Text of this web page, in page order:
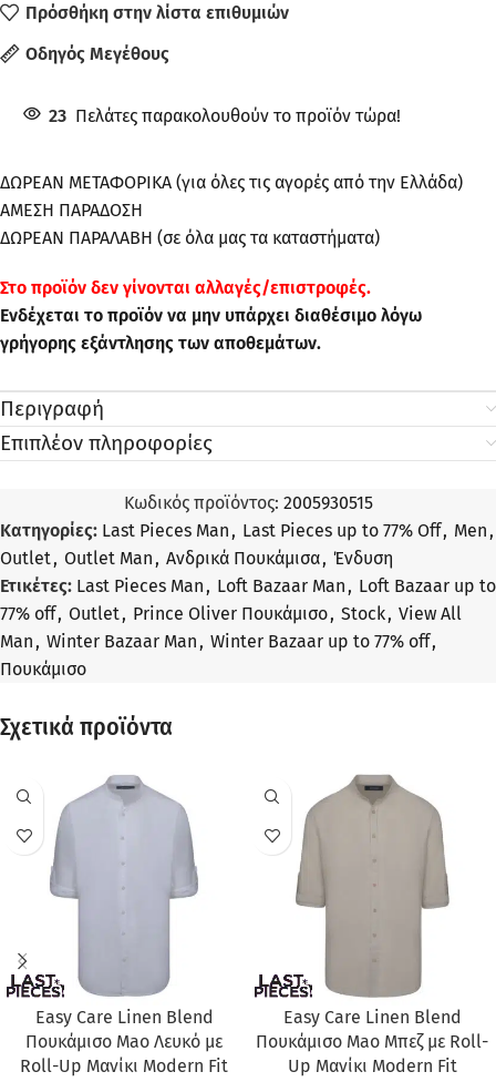
Πρόσθήκη στην λίστα επιθυμιών
Οδηγός Μεγέθους
23 Πελάτες παρακολουθούν το προϊόν τώρα!
ΔΩΡΕΑΝ ΜΕΤΑΦΟΡΙΚΑ (για όλες τις αγορές από την Ελλάδα)
ΑΜΕΣΗ ΠΑΡΑΔΟΣΗ
ΔΩΡΕΑΝ ΠΑΡΑΛΑΒΗ (σε όλα μας τα καταστήματα)
Στo προϊόν δεν γίνονται αλλαγές/επιστροφές.
Ενδέχεται το προϊόν να μην υπάρχει διαθέσιμο λόγω
γρήγορης εξάντλησης των αποθεμάτων.
Περιγραφή
Επιπλέον πληροφορίες
Κωδικός προϊόντος: 2005930515
Κατηγορίες: Last Pieces Man, Last Pieces up to 77% Off, Men,
Outlet, Outlet Man, Ανδρικά Πουκάμισα, Ένδυση
Ετικέτες: Last Pieces Man, Loft Bazaar Man, Loft Bazaar up to
77% off, Outlet, Prince Oliver Πουκάμισο, Stock, View All
Man, Winter Bazaar Man, Winter Bazaar up to 77% off,
Πουκάμισο
Σχετικά προϊόντα
ΠΡΟΣΦΟΡΆ
Easy Care Linen Blend
Πουκάμισο Mao Λευκό με
Roll-Up Μανίκι Modern Fit
ΠΡΟΣΦΟΡΆ
Easy Care Linen Blend
Πουκάμισο Mao Μπεζ με Roll-
Up Μανίκι Modern Fit